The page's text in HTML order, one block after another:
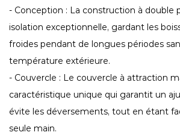
- Conception : La construction à double
isolation exceptionnelle, gardant les
froides pendant de longues périodes
température extérieure.
- Couvercle : Le couvercle à attraction
caractéristique unique qui garantit un
évite les déversements, tout en étant
seule main.